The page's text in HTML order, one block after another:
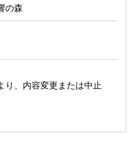
の森
り、内容変更または中止